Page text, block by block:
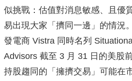
似挑戰：估值對消息敏感、且優
易出現大家「擠同一邊」的情況
發電商 Vistra 同時名列
Advisors 截至 3 月 31 日的美股
持股趨同的「擁擠交易」可能在